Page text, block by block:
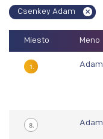
Csenkey Adam
Miesto Meno
1. Adam
8. Adam